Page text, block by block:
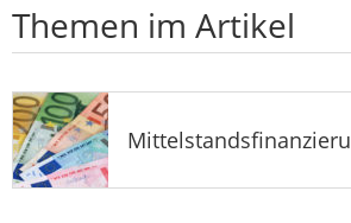
Themen im Artikel